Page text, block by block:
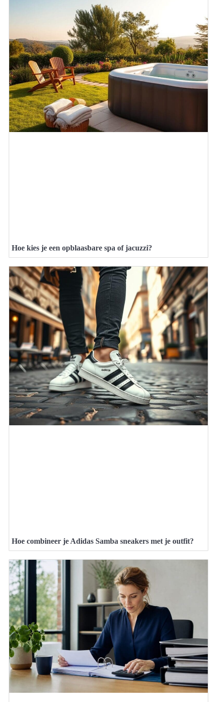
Hoe kies je een opblaasbare spa of jacuzzi?
Hoe combineer je Adidas Samba sneakers met je outfit?